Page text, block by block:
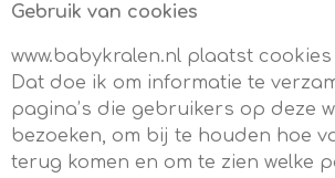
Gebruik van cookies
www.babykralen.nl plaatst
Dat doe ik om informatie te
pagina’s die gebruikers op deze
bezoeken, om bij te houden hoe
terug komen en om te zien welke